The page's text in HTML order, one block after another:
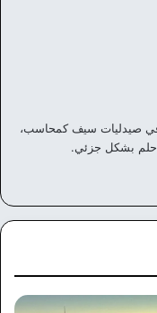
في صيدليات سيف كمحاسب،
بشكل جزئي.